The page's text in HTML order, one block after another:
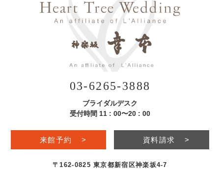
03-6265-3888
ブライダルデスク
受付時間 11 : 00〜20 : 00
来館予約 > 資料請求 >
〒162-0825 東京都新宿区神楽坂4-7